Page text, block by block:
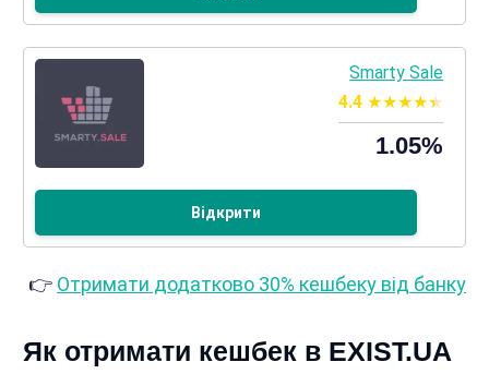
Smarty Sale
4.4
1.05%
Відкрити
👉 Отримати додатково 30% кешбеку від банку
Як отримати кешбек в EXIST.UA